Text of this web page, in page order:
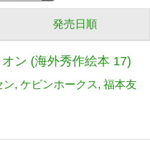
発売日順
ン (海外秀作絵本 17)
ン ケビンホークス 福本友